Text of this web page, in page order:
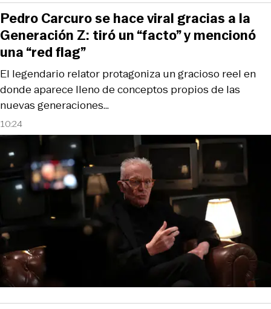
10:24
El legendario relator protagoniza un gracioso reel en
donde aparece lleno de conceptos propios de las
nuevas generaciones…
Pedro Carcuro se hace viral gracias a la
Generación Z: tiró un “facto” y mencionó
una “red flag”